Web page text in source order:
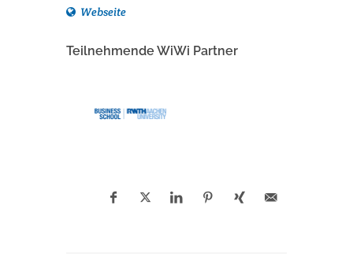
Webseite
Teilnehmende WiWi Partner